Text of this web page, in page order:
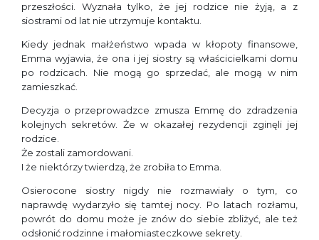
przeszłości. Wyznała tylko, że jej rodzice nie żyją, a z
siostrami od lat nie utrzymuje kontaktu.
Kiedy jednak małżeństwo wpada w kłopoty finansowe,
Emma wyjawia, że ona i jej siostry są właścicielkami domu
po rodzicach. Nie mogą go sprzedać, ale mogą w nim
zamieszkać.
Decyzja o przeprowadzce zmusza Emmę do zdradzenia
kolejnych sekretów. Że w okazałej rezydencji zginęli jej
rodzice.
Że zostali zamordowani.
I że niektórzy twierdzą, że zrobiła to Emma.
Osierocone siostry nigdy nie rozmawiały o tym, co
naprawdę wydarzyło się tamtej nocy. Po latach rozłamu,
powrót do domu może je znów do siebie zbliżyć, ale też
odsłonić rodzinne i małomiasteczkowe sekrety.